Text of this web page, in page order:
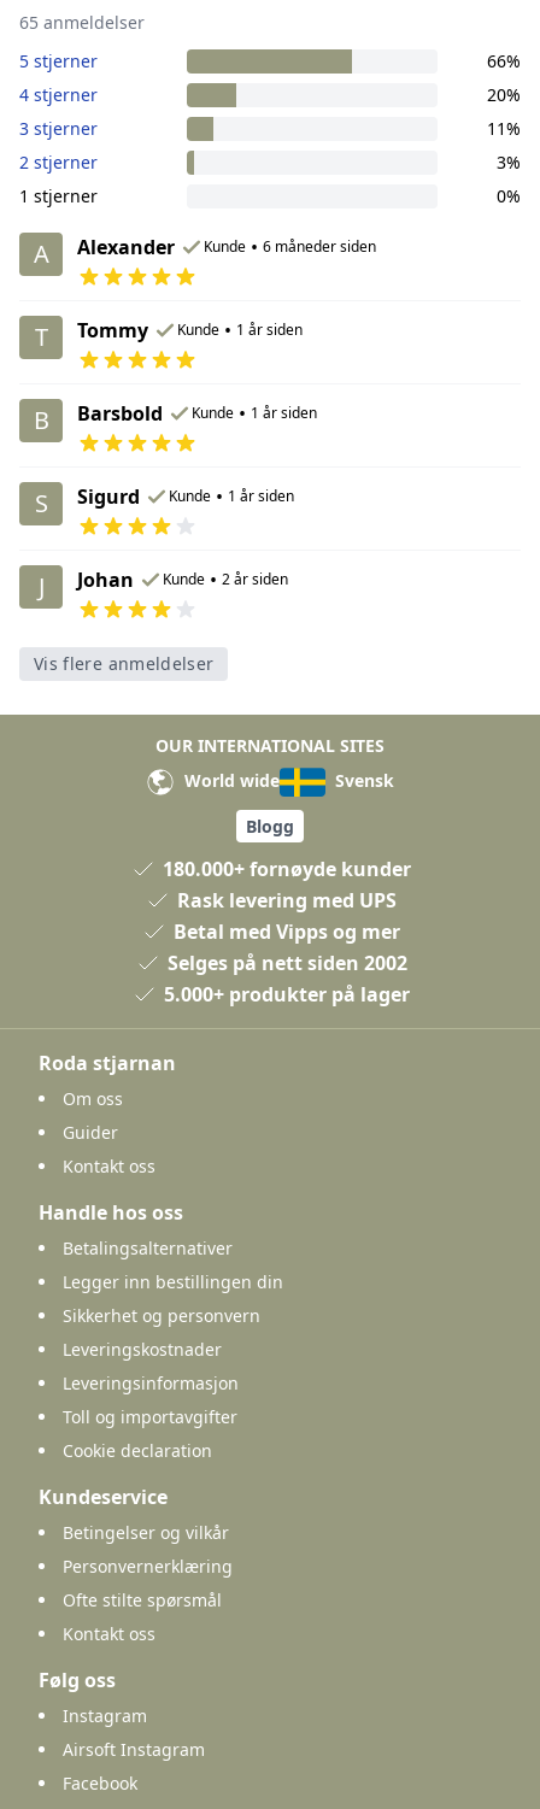
65 anmeldelser
5 stjerner
66%
4 stjerner
20%
3 stjerner
11%
2 stjerner
3%
1 stjerner
0%
A Alexander Kunde • 6 måneder siden
T Tommy Kunde • 1 år siden
B Barsbold Kunde • 1 år siden
S Sigurd Kunde • 1 år siden
J Johan Kunde • 2 år siden
Vis flere anmeldelser
OUR INTERNATIONAL SITES
World wide
Svensk
Blogg
180.000+ fornøyde kunder
Rask levering med UPS
Betal med Vipps og mer
Selges på nett siden 2002
5.000+ produkter på lager
Roda stjarnan
Om oss
Guider
Kontakt oss
Handle hos oss
Betalingsalternativer
Legger inn bestillingen din
Sikkerhet og personvern
Leveringskostnader
Leveringsinformasjon
Toll og importavgifter
Cookie declaration
Kundeservice
Betingelser og vilkår
Personvernerklæring
Ofte stilte spørsmål
Kontakt oss
Følg oss
Instagram
Airsoft Instagram
Facebook